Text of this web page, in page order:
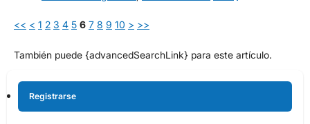
<< < 1 2 3 4 5 6 7 8 9 10 > >>
También puede {advancedSearchLink} para este artículo.
Registrarse